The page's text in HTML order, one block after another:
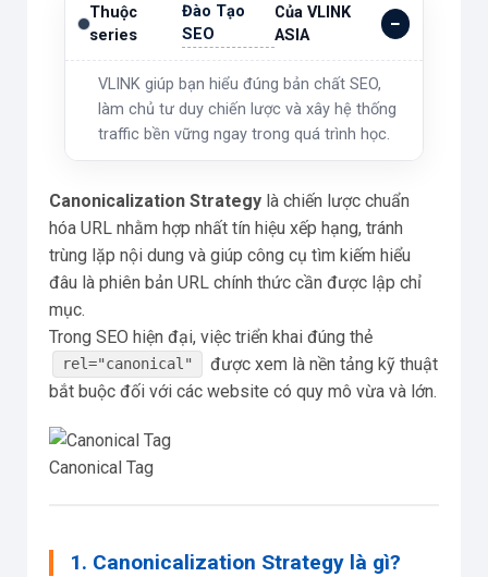
Thuộc
series
Đào Tạo
SEO
Của VLINK
ASIA
VLINK giúp bạn hiểu đúng bản chất SEO,
làm chủ tư duy chiến lược và xây hệ thống
traffic bền vững ngay trong quá trình học.
Canonicalization Strategy là chiến lược chuẩn
hóa URL nhằm hợp nhất tín hiệu xếp hạng, tránh
trùng lặp nội dung và giúp công cụ tìm kiếm hiểu
đâu là phiên bản URL chính thức cần được lập chỉ
mục.
Trong SEO hiện đại, việc triển khai đúng thẻ
rel="canonical"
được xem là nền tảng kỹ thuật
bắt buộc đối với các website có quy mô vừa và lớn.
Canonical Tag
1. Canonicalization Strategy là gì?